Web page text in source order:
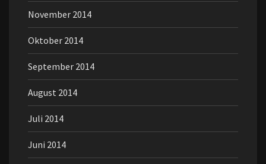
November 2014
Oktober 2014
September 2014
August 2014
Juli 2014
Juni 2014